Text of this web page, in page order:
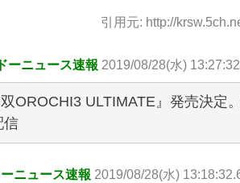
引用元: http://
ーニュース速報 2019/08/28(水)
OROCHI3 ULTIMATE』発売決定
信
ニュース速報 2019/08/28(水)